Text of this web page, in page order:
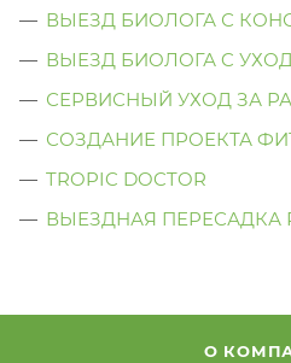
ВЫЕЗД БИОЛОГА С
ВЫЕЗД БИОЛОГА C
СЕРВИСНЫЙ УХОД ЗА
СОЗДАНИЕ ПРОЕКТА
TROPIC DOCTOR
ВЫЕЗДНАЯ ПЕРЕСАДКА
О